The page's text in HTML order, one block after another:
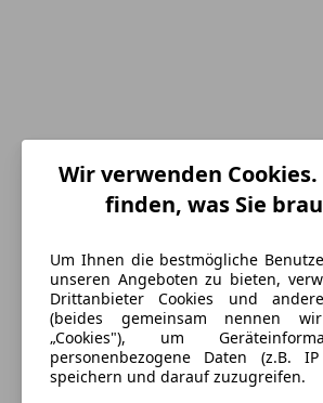
Energieverbrauch
Schadstoffklasse
Euro 6e
Kraftstoff
Benzin
Wir verwenden
finden, was Sie
Um Ihnen die bestmögliche
unseren Angeboten zu bieten,
Drittanbieter Cookies und
(beides gemeinsam nennen
„Cookies"), um
personenbezogene Daten (z.B.
speichern und darauf zuzugreifen.